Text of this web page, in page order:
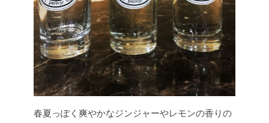
春夏っぽく爽やかなジンジャーやレモンの香りの